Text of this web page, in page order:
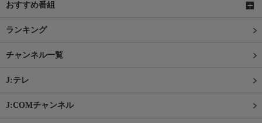
おすすめ番組
ランキング
チャンネル一覧
J:テレ
J:COMチャンネル